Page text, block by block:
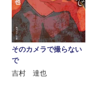
そのカメラで撮らない
で
吉村 達也